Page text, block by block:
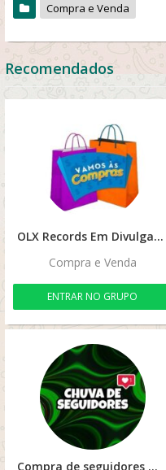
Compra e Venda
Recomendados
OLX Records Em Divulgação
Compra e Venda
ENTRAR NO GRUPO
Compra de seguidores 🌏🇧🇷🚀